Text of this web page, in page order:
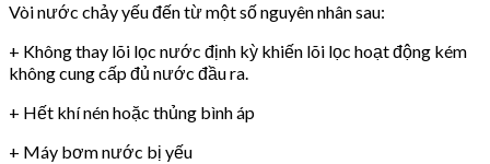
Vòi nước chảy yếu đến từ một số nguyên nhân sau:
+ Không thay lõi lọc nước định kỳ khiến lõi lọc hoạt động kém
không cung cấp đủ nước đầu ra.
+ Hết khí nén hoặc thủng bình áp
+ Máy bơm nước bị yếu